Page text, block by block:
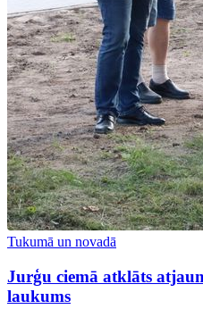
Tukumā un novadā
Jurģu ciemā atklāts
laukums